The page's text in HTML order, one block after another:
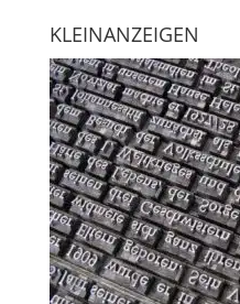
KLEINANZEIGEN